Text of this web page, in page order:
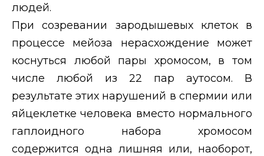
людей.
При созревании зародышевых клеток в
процессе мейоза нерасхождение может
коснуться любой пары хромосом, в том
числе любой из 22 пар аутосом. В
результате этих нарушений в спермии или
яйцеклетке человека вместо нормального
гаплоидного набора хромосом
содержится одна лишняя или, наоборот,